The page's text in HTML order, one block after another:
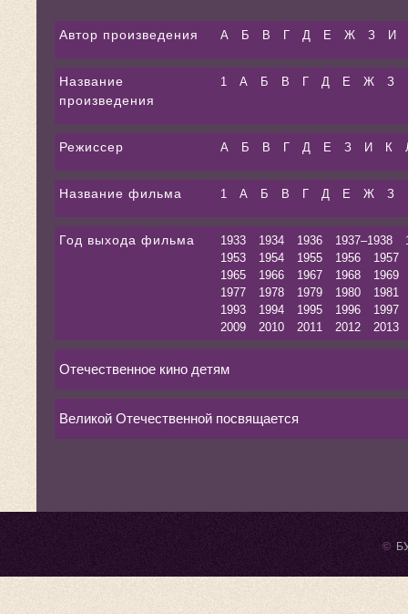
Автор произведения А Б В Г Д Е Ж З И
Название
произведения
1 А Б В Г Д Е Ж З
Режиссер А Б В Г Д Е З И К
Название фильма 1 А Б В Г Д Е Ж З
Год выхода фильма 1933 1934 1936 1937–1938
1953
1954 1955 1956
1957
1965
1966 1967 1968
1969
1977
1978 1979 1980
1981
1993
1994 1995 1996
1997
2009
2010 2011 2012 2013
Отечественное кино детям
Великой Отечественной посвящается
©